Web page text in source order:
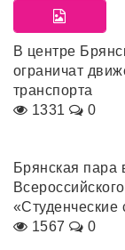
В центре
ограничат
транспорта
1331
0
Брянская
«Студенческие
1567
0